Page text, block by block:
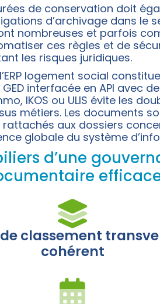
de conservation doit
d’archivage dans le
nombreuses et parfois
ces règles et de
les risques juridiques.
logement social
interfacée en API avec
IKOS ou ULIS évite les
métiers. Les documents
aux dossiers
globale du système
d’une
classement
cohérent